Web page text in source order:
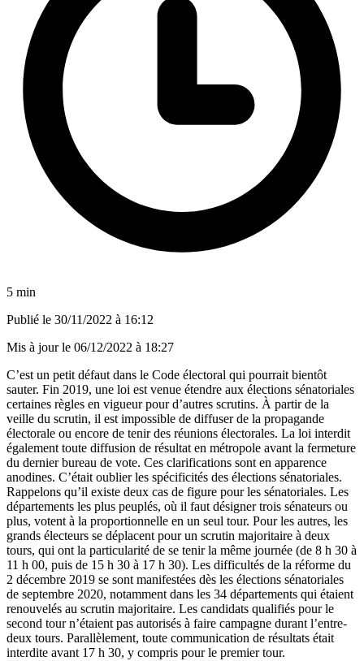
5 min
Publié le 30/11/2022 à 16:12
Mis à jour le 06/12/2022 à 18:27
C’est un petit défaut dans le Code électoral qui pourrait bientôt
sauter. Fin 2019, une loi est venue étendre aux élections sénatoriales
certaines règles en vigueur pour d’autres scrutins. À partir de la
veille du scrutin, il est impossible de diffuser de la propagande
électorale ou encore de tenir des réunions électorales. La loi interdit
également toute diffusion de résultat en métropole avant la fermeture
du dernier bureau de vote. Ces clarifications sont en apparence
anodines. C’était oublier les spécificités des élections sénatoriales.
Rappelons qu’il existe deux cas de figure pour les sénatoriales. Les
départements les plus peuplés, où il faut désigner trois sénateurs ou
plus, votent à la proportionnelle en un seul tour. Pour les autres, les
grands électeurs se déplacent pour un scrutin majoritaire à deux
tours, qui ont la particularité de se tenir la même journée (de 8 h 30 à
11 h 00, puis de 15 h 30 à 17 h 30). Les difficultés de la réforme du
2 décembre 2019 se sont manifestées dès les élections sénatoriales
de septembre 2020, notamment dans les 34 départements qui étaient
renouvelés au scrutin majoritaire. Les candidats qualifiés pour le
second tour n’étaient pas autorisés à faire campagne durant l’entre-
deux tours. Parallèlement, toute communication de résultats était
interdite avant 17 h 30, y compris pour le premier tour.